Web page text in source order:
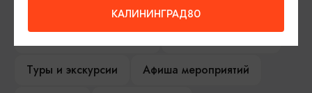
Туры и экскурсии
Афиша мероприятий
КАЛИНИНГРАД80